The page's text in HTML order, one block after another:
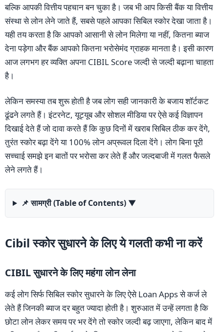
बल्कि आपकी वित्तीय पहचान बन चुका है। जब भी आप किसी बैंक या वित्तीय
संस्था से लोन लेने जाते हैं, सबसे पहले आपका सिबिल स्कोर देखा जाता है।
यही तय करता है कि आपको आसानी से लोन मिलेगा या नहीं, कितना ब्याज
देना पड़ेगा और बैंक आपको कितना भरोसेमंद ग्राहक मानता है। इसी कारण
आज लगभग हर व्यक्ति अपना CIBIL Score जल्दी से जल्दी बढ़ाना चाहता
है।
लेकिन समस्या तब शुरू होती है जब लोग सही जानकारी के बजाय शॉर्टकट
ढूंढने लगते हैं। इंटरनेट, यूट्यूब और सोशल मीडिया पर ऐसे कई विज्ञापन
दिखाई देते हैं जो दावा करते हैं कि कुछ दिनों में खराब सिबिल ठीक कर देंगे,
तुरंत स्कोर बढ़ा देंगे या 100% लोन अप्रूवल दिला देंगे। लोग बिना पूरी
सच्चाई समझे इन बातों पर भरोसा कर लेते हैं और जल्दबाजी में गलत फैसले
लेने लगते हैं।
📌 सामग्री (Table of Contents) ▼
Cibil स्कोर सुधारने के लिए ये गलती कभी ना करें
CIBIL सुधारने के लिए महंगा लोन लेना
कई लोग सिर्फ सिबिल स्कोर सुधारने के लिए ऐसे Loan Apps से कर्ज ले
लेते हैं जिनकी ब्याज दर बहुत ज्यादा होती है। शुरुआत में उन्हें लगता है कि
छोटा लोन लेकर समय पर भर देंगे तो स्कोर जल्दी बढ़ जाएगा, लेकिन बाद में